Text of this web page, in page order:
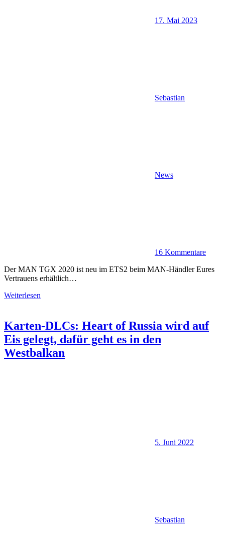
17. Mai 2023
Sebastian
News
16 Kommentare
Der MAN TGX 2020 ist neu im ETS2 beim MAN-Händler Eures
Vertrauens erhältlich…
Weiterlesen
Karten-DLCs: Heart of Russia wird auf
Eis gelegt, dafür geht es in den
Westbalkan
5. Juni 2022
Sebastian